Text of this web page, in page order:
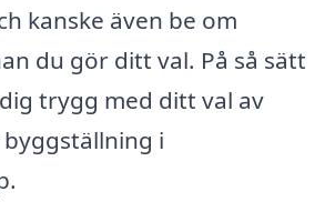
kanske även be om
du gör ditt val. På så sätt
trygg med ditt val av
i